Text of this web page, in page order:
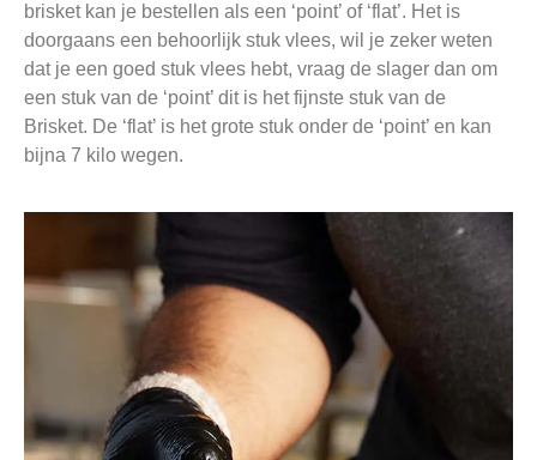
brisket kan je bestellen als een ‘point’ of ‘flat’. Het is
doorgaans een behoorlijk stuk vlees, wil je zeker weten
dat je een goed stuk vlees hebt, vraag de slager dan om
een stuk van de ‘point’ dit is het fijnste stuk van de
Brisket. De ‘flat’ is het grote stuk onder de ‘point’ en kan
bijna 7 kilo wegen.